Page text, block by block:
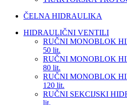
ČELNA HIDRAULIKA
HIDRAULIČNI VENTILI
RUČNI MONOBLOK
50 lit.
RUČNI MONOBLOK
80 lit.
RUČNI MONOBLOK
120 lit.
RUČNI SEKCIJSKI
lit.